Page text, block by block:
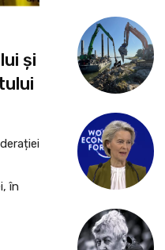
și
în